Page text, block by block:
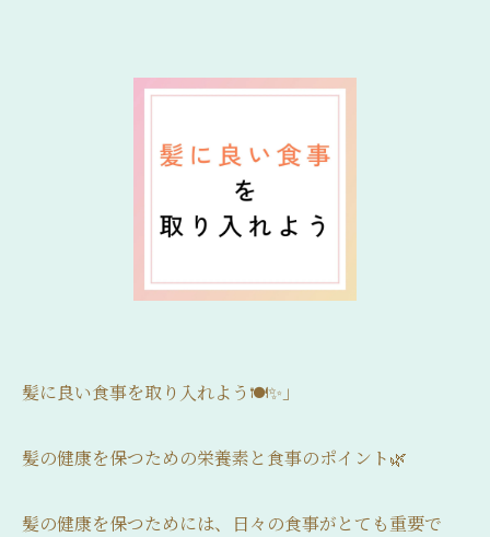
髪に良い食事を取り入れよう🍽️✨」
髪の健康を保つための栄養素と食事のポイント🌿
髪の健康を保つためには、日々の食事がとても重要で